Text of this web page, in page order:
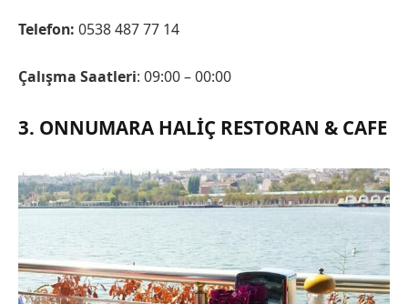
Telefon: 0538 487 77 14
Çalışma Saatleri: 09:00 – 00:00
3. ONNUMARA HALIÇ RESTORAN & CAFE